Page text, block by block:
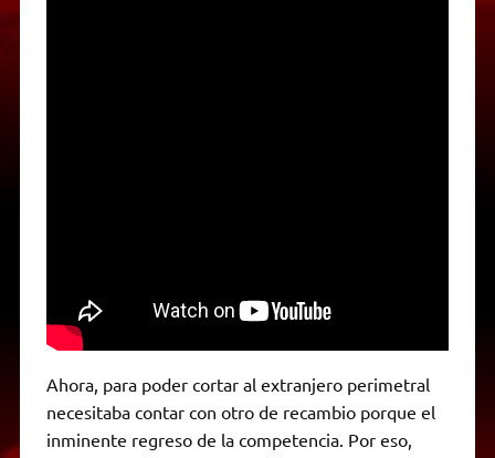
Ahora, para poder cortar al extranjero perimetral
necesitaba contar con otro de recambio porque el
inminente regreso de la competencia. Por eso,